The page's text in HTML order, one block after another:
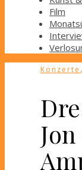
Film
Konzerte ,